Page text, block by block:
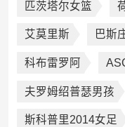
匹茨塔尔女篮
艾莫里斯 巴斯
科布雷罗阿
夫罗姆绍普瑟男孩
斯科普里2014女足